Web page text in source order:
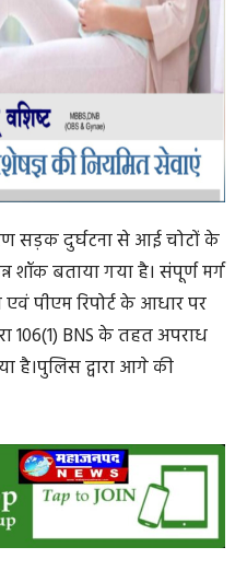
सड़क दुर्घटना से आई चोटों के
शॉक बताया गया है। संपूर्ण मर्ग
पीएम रिपोर्ट के आधार पर
106(1) BNS के तहत अपराध
है।पुलिस द्वारा आगे की